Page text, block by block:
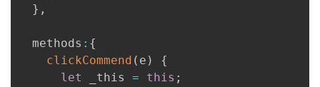
} ,
  methods
: {
clickCommend ( e )
{
let
_this = this ;